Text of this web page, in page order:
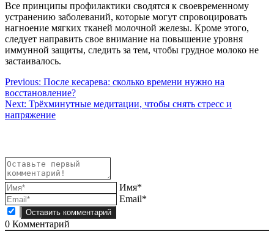
Все принципы профилактики сводятся к своевременному
устранению заболеваний, которые могут спровоцировать
нагноение мягких тканей молочной железы. Кроме этого,
следует направить свое внимание на повышение уровня
иммунной защиты, следить за тем, чтобы грудное молоко не
застаивалось.
Навигация
по
записям
Previous: После кесарева: сколько времени нужно на
восстановление?
Next: Трёхминутные медитации, чтобы снять стресс и
напряжение
Имя*
Email*
0 Комментарий